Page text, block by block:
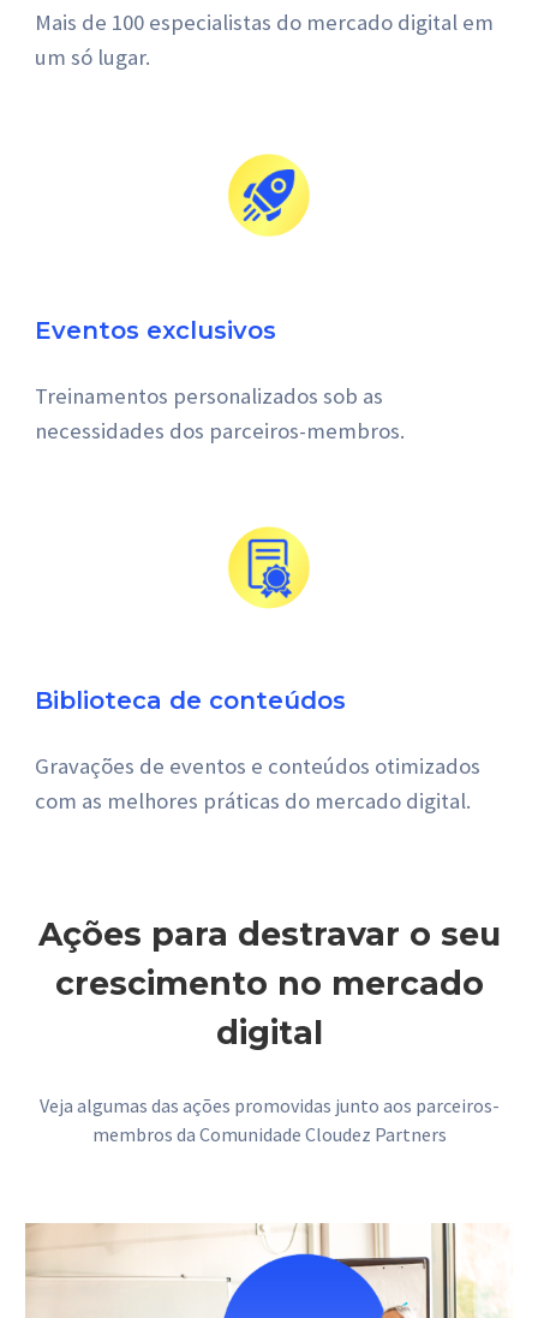
Mais de 100 especialistas do mercado digital em
um só lugar.
Eventos exclusivos
Treinamentos personalizados sob as
necessidades dos parceiros-membros.
Biblioteca de conteúdos
Gravações de eventos e conteúdos otimizados
com as melhores práticas do mercado digital.
Ações para destravar o seu
digital
Veja algumas das ações promovidas junto aos parceiros-
membros da Comunidade Cloudez Partners